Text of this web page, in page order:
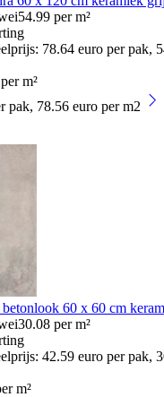
54.99 per m²
78.64 euro per pak,
m²
pak, 78.56 euro per m2
60 x 60 cm
30.08 per m²
42.59 euro per pak,
m²